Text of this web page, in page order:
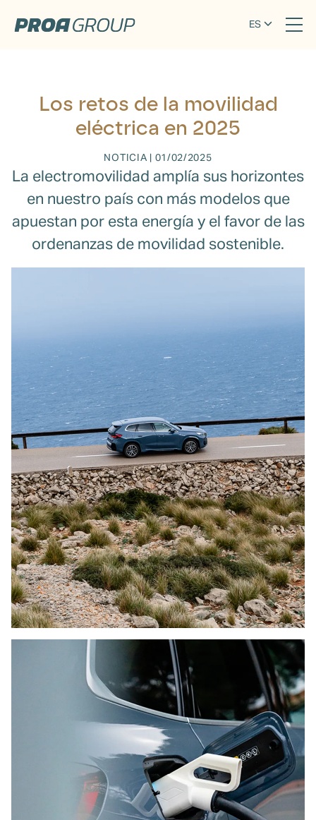
ES
Los retos de la movilidad
eléctrica en 2025
NOTICIA 01/02/2025
La electromovilidad amplía sus horizontes
en nuestro país con más modelos que
apuestan por esta energía y el favor de las
ordenanzas de movilidad sostenible.